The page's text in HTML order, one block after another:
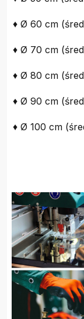
♦ Ø 60 cm
♦ Ø 70 cm
♦ Ø 80 cm
♦ Ø 90 cm
♦ Ø 100 cm